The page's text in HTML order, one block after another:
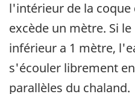
l'intérieur de la coque
excède un mètre. Si
inférieur a 1 mètre,
s'écouler librement
parallèles du chaland.